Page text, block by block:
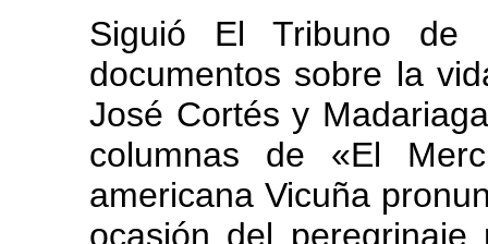
Siguió El Tribuno de
documentos sobre la
José Cortés y
columnas de «El
americana Vicuña
ocasión del